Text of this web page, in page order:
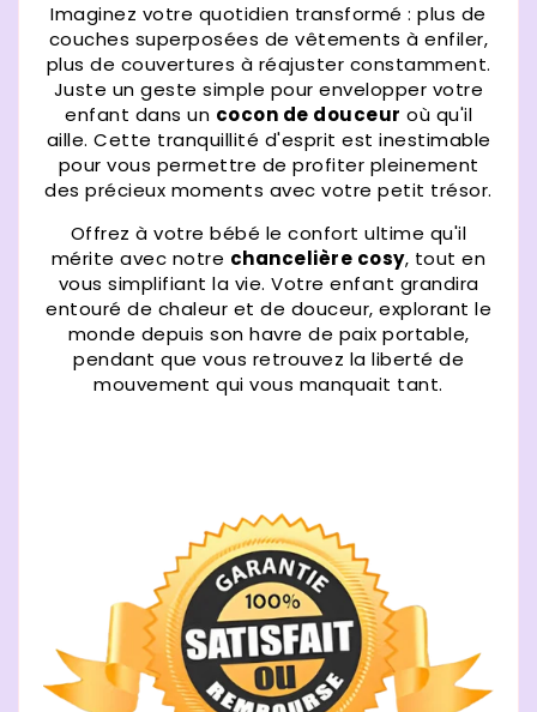
Imaginez votre quotidien transformé : plus de
couches superposées de vêtements à enfiler,
plus de couvertures à réajuster constamment.
Juste un geste simple pour envelopper votre
enfant dans un cocon de douceur où qu'il
aille. Cette tranquillité d'esprit est inestimable
pour vous permettre de profiter pleinement
des précieux moments avec votre petit trésor.
Offrez à votre bébé le confort ultime qu'il
mérite avec notre chancelière cosy, tout en
vous simplifiant la vie. Votre enfant grandira
entouré de chaleur et de douceur, explorant le
monde depuis son havre de paix portable,
pendant que vous retrouvez la liberté de
mouvement qui vous manquait tant.